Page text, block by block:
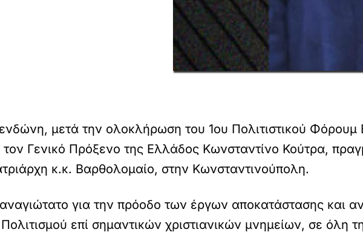
μετά την ολοκλήρωση του 1ου Πολιτιστικού Φόρουμ
Γενικό Πρόξενο της Ελλάδος Κωνσταντίνο Κούτρα,
κ.κ. Βαρθολομαίο, στην Κωνσταντινούπολη.
για την πρόοδο των έργων αποκατάστασης και
επί σημαντικών χριστιανικών μνημείων, σε όλη